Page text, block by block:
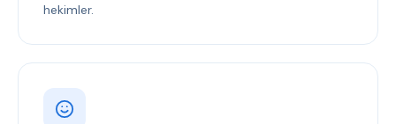
hekimler.